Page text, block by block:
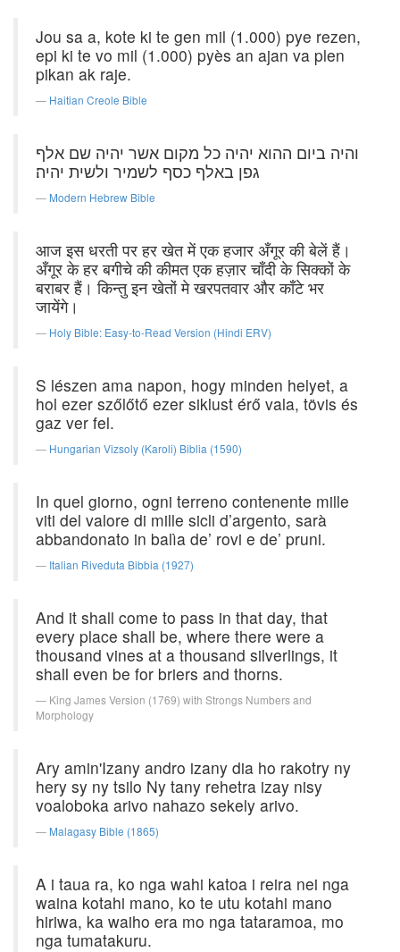
Jou sa a, kote ki te gen mil (1.000) pye rezen,
epi ki te vo mil (1.000) pyès an ajan va plen
pikan ak raje.
Haitian Creole Bible
והיה ביום ההוא יהיה כל מקום אשר יהיה שם אלף
גפן באלף כסף לשמיר ולשית יהיה׃
Modern Hebrew Bible
आज इस धरती पर हर खेत में एक हजार अँगूर की बेलें हैं।
अँगूर के हर बगीचे की कीमत एक हज़ार चाँदी के सिक्कों के
बराबर हैं। किन्तु इन खेतों मे खरपतवार और काँटे भर
जायेंगे।
Holy Bible: Easy-to-Read Version (Hindi ERV)
S lészen ama napon, hogy minden helyet, a
hol ezer szőlőtő ezer siklust érő vala, tövis és
gaz ver fel.
Hungarian Vizsoly (Karoli) Biblia (1590)
In quel giorno, ogni terreno contenente mille
viti del valore di mille sicli d’argento, sarà
abbandonato in balìa de’ rovi e de’ pruni.
Italian Riveduta Bibbia (1927)
And it shall come to pass in that day, that
every place shall be, where there were a
thousand vines at a thousand silverlings, it
shall even be for briers and thorns.
King James Version (1769) with Strongs Numbers and
Morphology
Ary amin'Izany andro izany dia ho rakotry ny
hery sy ny tsilo Ny tany rehetra izay nisy
voaloboka arivo nahazo sekely arivo.
Malagasy Bible (1865)
A i taua ra, ko nga wahi katoa i reira nei nga
waina kotahi mano, ko te utu kotahi mano
hiriwa, ka waiho era mo nga tataramoa, mo
nga tumatakuru.